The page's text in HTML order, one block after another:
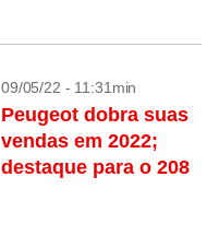
09/05/22 - 11:31min
Peugeot dobra suas
vendas em 2022;
destaque para o 208